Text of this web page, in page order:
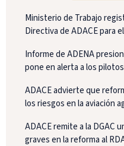
Ministerio de Trabajo
Directiva de ADACE para
Informe de ADENA
pone en alerta a los
ADACE advierte que
los riesgos en la aviación
ADACE remite a la DGAC
graves en la reforma al